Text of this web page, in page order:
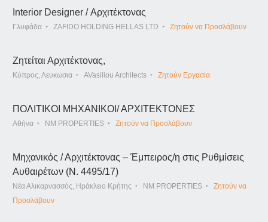
Interior Designer / Αρχιτέκτονας
Γλυφάδα ZAFIDO HOLDING HELLAS LTD Ζητούν να Προσλάβουν
Ζητείται Αρχιτέκτονας,
Κύπρος, Λευκωσια AVasiliou Architects Ζητούν Εργασία
ΠΟΛΙΤΙΚΟΙ ΜΗΧΑΝΙΚΟΙ/ ΑΡΧΙΤΕΚΤΟΝΕΣ
Αθήνα NM PROPERTIES Ζητούν να Προσλάβουν
Μηχανικός / Αρχιτέκτονας – Έμπειρος/η στις Ρυθμίσεις
Αυθαιρέτων (Ν. 4495/17)
Νέα Αλικαρνασσός, Ηράκλειο Κρήτης NM PROPERTIES
Ζητούν να
Προσλάβουν